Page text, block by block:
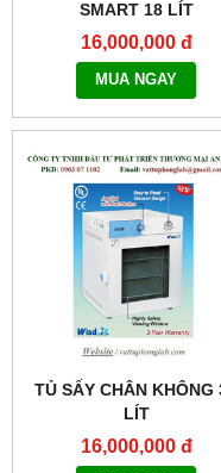
SMART 18 LÍT
SOV-20
16,000,000 đ
MUA NGAY
TỦ SẤY CHÂN KHÔNG
LÍT
OV-30
16,000,000 đ